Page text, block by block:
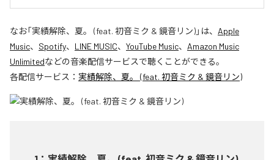
なお「実績解除、夏。 (feat. 初音ミク & 鏡音リン)」は、 Apple
Music、 Spotify、 LINE MUSIC、 YouTube Music、 Amazon Music
Unlimitedなどの音楽配信サービスで聴くことができる。
各配信サービス： 実績解除、夏。 (feat. 初音ミク & 鏡音リン)